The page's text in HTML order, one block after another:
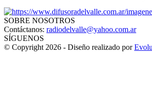
SOBRE NOSOTROS
Contáctanos: radiodelvalle@yahoo.com.ar
SÍGUENOS
© Copyright 2026 - Diseño realizado por